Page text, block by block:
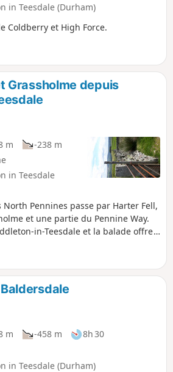
in Teesdale (Durham)
Coldberry et High Force.
Grassholme depuis
m
-238 m
in Teesdale
North Pennines passe par Harter Fell,
et une partie du Pennine Way.
in-Teesdale et la balade offre
le long du réservoir de
rejoindre le point de départ par une
m -458 m
8h 30
in Teesdale (Durham)